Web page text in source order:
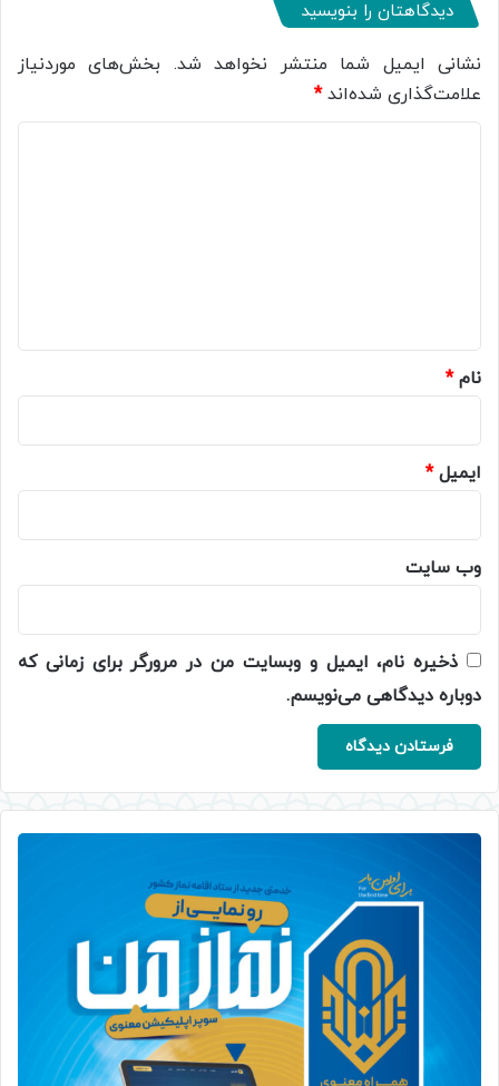
دیدگاهتان را بنویسید
نشانی ایمیل شما منتشر نخواهد شد. بخش‌های موردنیاز
علامت‌گذاری شده‌اند*
نام*
ایمیل*
وب‌ سایت
ذخیره نام، ایمیل و وبسایت من در مرورگر برای زمانی که
دوباره دیدگاهی می‌نویسم.